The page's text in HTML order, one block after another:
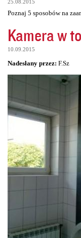
25.08.2015
Poznaj 5 sposobów na
Kamera w
10.09.2015
Nadesłany przez: F.Sz